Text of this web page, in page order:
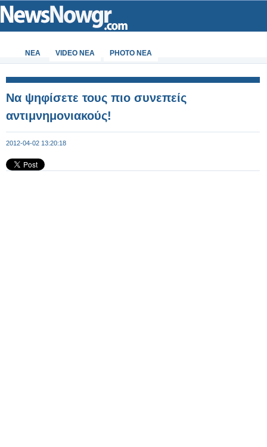
ΝΕΑ VIDEO NEA PHOTO NEA
Να ψηφίσετε τους πιο συνεπείς
αντιμνημονιακούς!
2012-04-02 13:20:18